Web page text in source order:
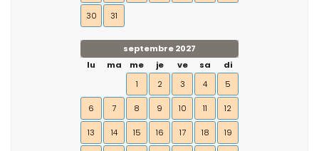
30 31
septembre 2027
lu
ma me je ve sa
di
1
2 3 4 5
6 7 8 9 10 11 12
13 14 15 16 17 18 19